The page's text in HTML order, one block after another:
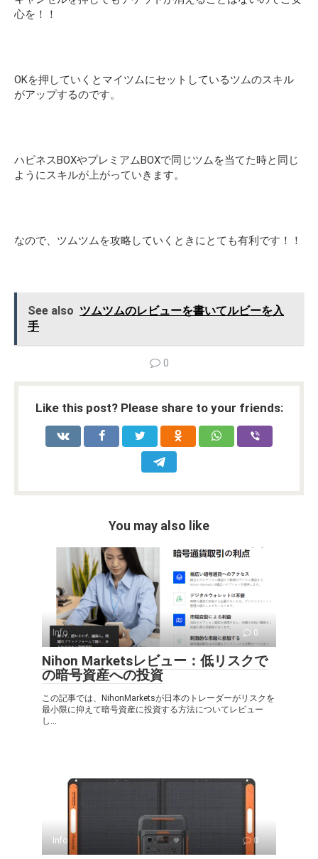
心を！！
OKを押していくとマイツムにセットしているツムのスキル
がアップするのです。
ハピネスBOXやプレミアムBOXで同じツムを当てた時と同じ
ようにスキルが上がっていきます。
なので、ツムツムを攻略していくときにとても有利です！！
See also ツムツムのレビューを書いてルビーを入
手
0
Like this post? Please share to your friends:
You may also like
Info 0
Nihon Marketsレビュー：低リスクで
の暗号資産への投資
この記事では、NihonMarketsが日本のトレーダーがリスクを
最小限に抑えて暗号資産に投資する方法についてレビュー
し...
Info 0